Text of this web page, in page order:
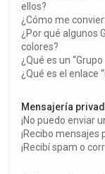
ellos?
¿Cómo me
¿Por qué algunos
colores?
¿Qué es un
¿Qué es el enlace
Mensajería
¡No puedo enviar
¡Recibo mensajes
¡Recibí spam o